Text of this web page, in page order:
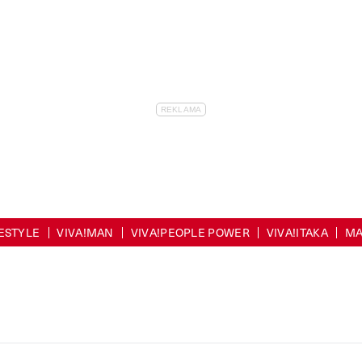
VIVA!MAN VIVA!PEOPLE POWER VIVA!ITAKA